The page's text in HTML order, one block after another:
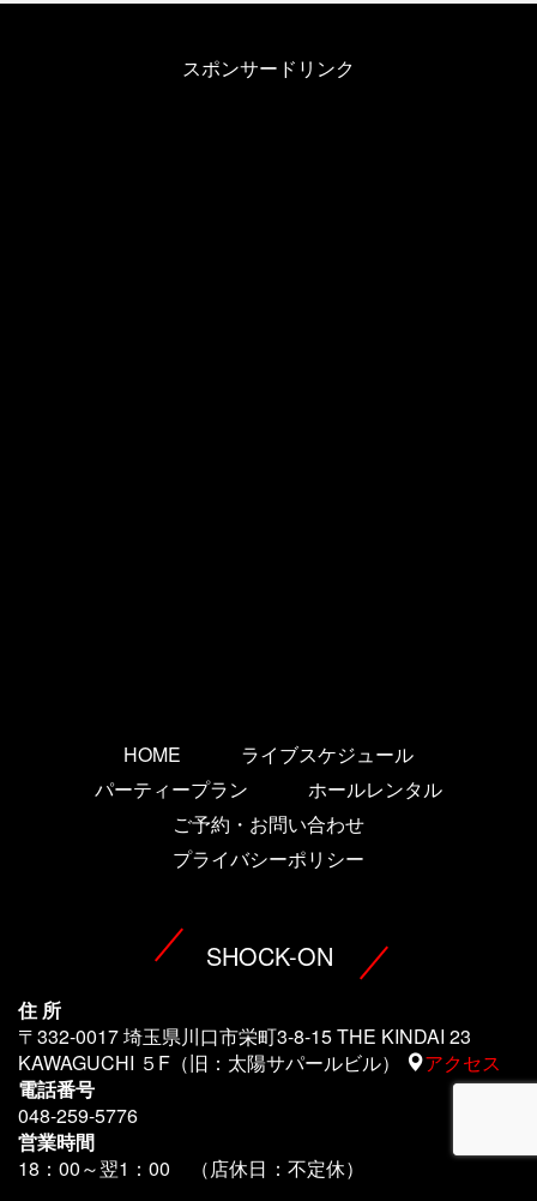
スポンサードリンク
HOME
ライブスケジュール
パーティープラン
ホールレンタル
ご予約・お問い合わせ
プライバシーポリシー
SHOCK-ON
住 所
〒332-0017 埼玉県川口市栄町3-8-15 THE KINDAI 23
KAWAGUCHI ５F（旧：太陽サパールビル）
アクセス
電話番号
048-259-5776
営業時間
18：00～翌1 ：00 （店休日：不定休）